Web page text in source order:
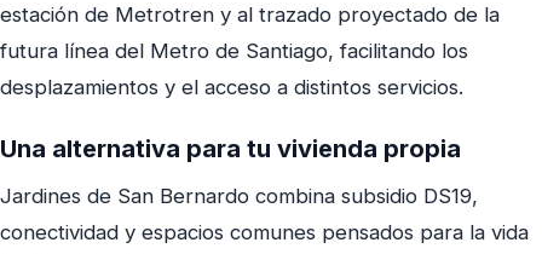
estación de Metrotren y al trazado proyectado de la
futura línea del Metro de Santiago, facilitando los
desplazamientos y el acceso a distintos servicios.
Una alternativa para tu vivienda propia
Jardines de San Bernardo combina subsidio DS19,
conectividad y espacios comunes pensados para la vida